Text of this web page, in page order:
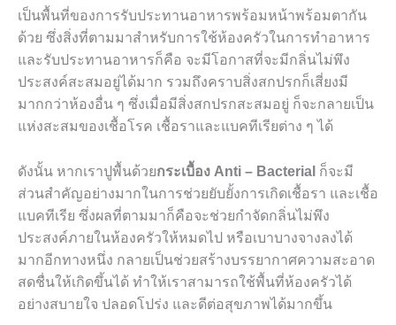
เป็นพื้นที่ของการรับประทานอาหารพร้อมหน้าพร้อมตากัน
ด้วย ซึ่งสิ่งที่ตามมาสำหรับการใช้ห้องครัวในการทำอาหาร
และรับประทานอาหารก็คือ จะมีโอกาสที่จะมีกลิ่นไม่พึง
ประสงค์สะสมอยู่ได้มาก รวมถึงคราบสิ่งสกปรกก็เสี่ยงมี
มากกว่าห้องอื่น ๆ ซึ่งเมื่อมีสิ่งสกปรกสะสมอยู่ ก็จะกลายเป็น
แห่งสะสมของเชื้อโรค เชื้อราและแบคทีเรียต่าง ๆ ได้
ดังนั้น หากเราปูพื้นด้วยกระเบื้อง Anti – Bacterial ก็จะมี
ส่วนสำคัญอย่างมากในการช่วยยับยั้งการเกิดเชื้อรา และเชื้อ
แบคทีเรีย ซึ่งผลที่ตามมาก็คือจะช่วยกำจัดกลิ่นไม่พึง
ประสงค์ภายในห้องครัวให้หมดไป หรือเบาบางจางลงได้
มากอีกทางหนึ่ง กลายเป็นช่วยสร้างบรรยากาศความสะอาด
สดชื่นให้เกิดขึ้นได้ ทำให้เราสามารถใช้พื้นที่ห้องครัวได้
อย่างสบายใจ ปลอดโปร่ง และดีต่อสุขภาพได้มากขึ้น